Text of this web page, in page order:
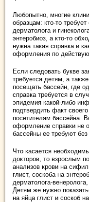
Любопытно, многие
образцам: кто-то
дерматолога и
энтеробиоз, а кто-то
нужна такая справка и
оформления по
Если следовать букве
требуется детям, а
посещать бассейн, где
справка требуется в
эпидемия какой-либо
подтвердить факт
посетителям бассейна.
оформление справки не
бассейны ее требуют без
Что касается
докторов, то взрослым
анализов крови на
глист, соскоба на
дерматолога-
Детям же нужно
на яйца глист и соскоб